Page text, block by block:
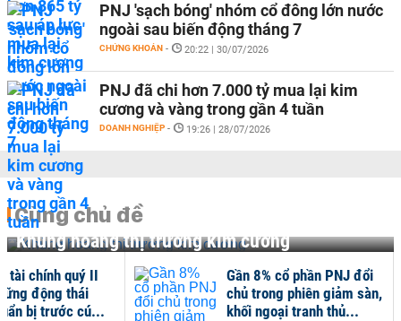
PNJ 'sạch bóng' nhóm cổ đông lớn nước
ngoài sau biến động tháng 7
CHỨNG KHOÁN - 20:22 | 30/07/2026
PNJ đã chi hơn 7.000 tỷ mua lại kim
cương và vàng trong gần 4 tuần
DOANH NGHIỆP - 19:26 | 28/07/2026
Cùng chủ đề
Khủng hoảng thị trường kim cương
tài chính quý II
động thái
bị trước cú...
Gần 8% cổ phần PNJ đổi
chủ trong phiên giảm sàn,
khối ngoại tranh thủ...